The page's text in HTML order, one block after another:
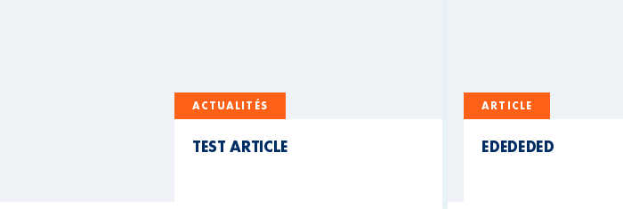
ACTUALITÉS
TEST ARTICLE
ARTICLE
EDEDEDED